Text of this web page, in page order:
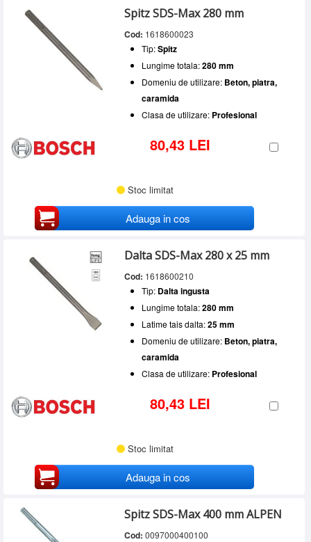
Spitz SDS-Max 280 mm
Cod: 1618600023
Tip:Spitz
Lungime totala:280 mm
Domeniu de utilizare: Beton, piatra,
caramida
Clasa de utilizare: Profesional
80,43 LEI
Stoc limitat
Adauga in cos
Dalta SDS-Max 280 x 25 mm
Cod: 1618600210
Tip: Dalta ingusta
Lungime totala:280 mm
Latime tais dalta:25 mm
Domeniu de utilizare: Beton, piatra,
caramida
Clasa de utilizare: Profesional
80,43 LEI
Stoc limitat
Adauga in cos
Spitz SDS-Max 400 mm ALPEN
Cod: 0097000400100